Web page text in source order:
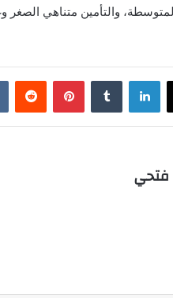
والتأمين متناهي الصغر
‫X لينكدإن بينتيريست
فتحي